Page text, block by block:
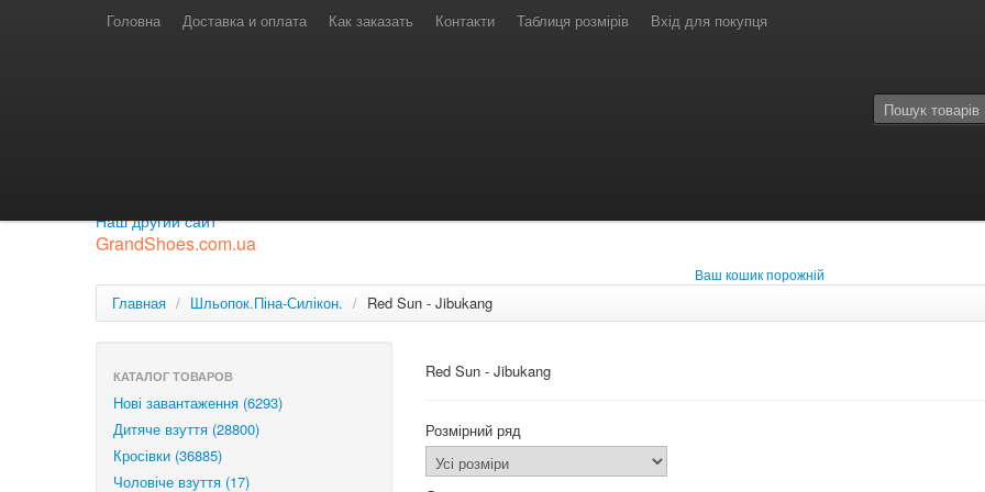
Головна Доставка и оплата Как заказать Контакти Таблиця розмірів Вхід для покупця
Лайф: (063) 527-76-88 МТС: (050) 967-41-33
Наш другий сайт
GrandShoes.com.ua
Ваш кошик порожній
Главная / Шльопок.Піна-Силікон. / Red Sun - Jibukang
КАТАЛОГ ТОВАРОВ
Нові завантаження (6293)
Дитяче взуття (28800)
Кросівки (36885)
Чоловіче взуття (17)
Red Sun - Jibukang
Розмірний ряд